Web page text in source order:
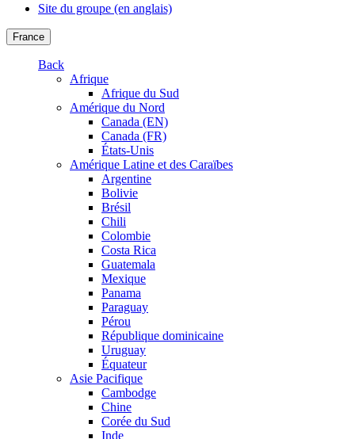
Site du groupe (en anglais)
France
Back
Afrique
Afrique du Sud
Amérique du Nord
Canada (EN)
Canada (FR)
États-Unis
Amérique Latine et des Caraïbes
Argentine
Bolivie
Brésil
Chili
Colombie
Costa Rica
Guatemala
Mexique
Panama
Paraguay
Pérou
République dominicaine
Uruguay
Équateur
Asie Pacifique
Cambodge
Chine
Corée du Sud
Inde